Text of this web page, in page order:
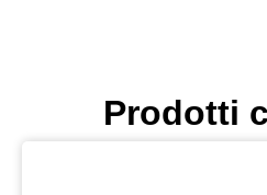
Prodotti